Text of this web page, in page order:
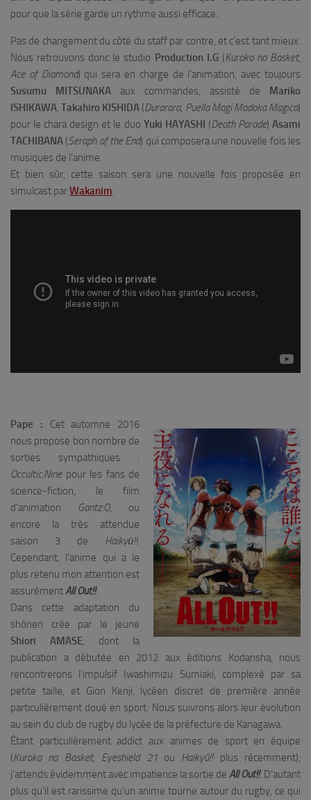
pour que la série garde un rythme aussi efficace.
Pas de changement du côté du staff par contre, et c’est tant mieux.
Nous retrouvons donc le studio Production I.G (Kuroko no Basket,
Ace of Diamond) qui sera en charge de l’animation, avec toujours
Susumu MITSUNAKA aux commandes, assisté de Mariko
ISHIKAWA,Takahiro KISHIDA (Durarara, Puella Magi Madoka Magica)
pour le chara design et le duo Yuki HAYASHI (Death Parade)Asami
TACHIBANA (Seraph of the End) qui composera une nouvelle fois les
musiques de l’anime.
Et bien sûr, cette saison sera une nouvelle fois proposée en
simulcast parWakanim.
Pape : Cet automne 2016
nous propose bon nombre de
sorties sympathiques :
Occultic;Ninepour les fans de
science-fiction, le film
d’animation
Gantz:O, ou
encore la très attendue
saison 3 de Haikyū!!.
Cependant, l’anime qui a le
plus retenu mon attention est
assurémentAll Out!!.
Dans cette adaptation du
shônen crée par le jeune
Shiori AMASE, dont la
publication a débutée en 2012 aux éditions Kodansha, nous
rencontrerons l’impulsif Iwashimizu Sumiaki, complexé par sa
petite taille, et Gion Kenji, lycéen discret de première année
particulièrement doué en sport. Nous suivrons alors leur évolution
au sein du club de rugby du lycée de la préfecture de Kanagawa.
Étant particulièrement addict aux animes de sport en équipe
(Kuroko no Basket, Eyeshield 21ou Haikyû!!plus récemment),
j’attends évidemment avec impatience la sortie de All Out!!. D’autant
plus qu’il est rarissime qu’un anime tourne autour du rugby, ce qui